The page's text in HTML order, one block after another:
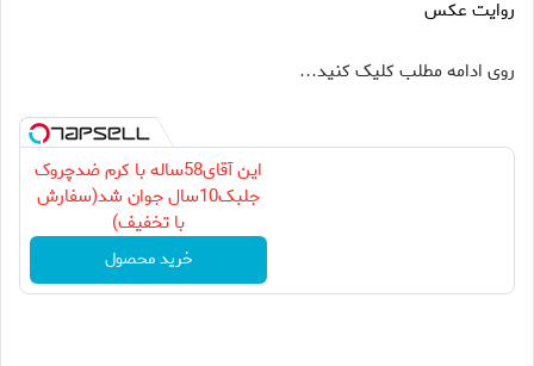
روایت عکس
روی ادامه مطلب کلیک کنید…
این آقای58ساله با کرم ضدچروک
جلبک10سال جوان شد(سفارش
با تخفیف)
خرید محصول